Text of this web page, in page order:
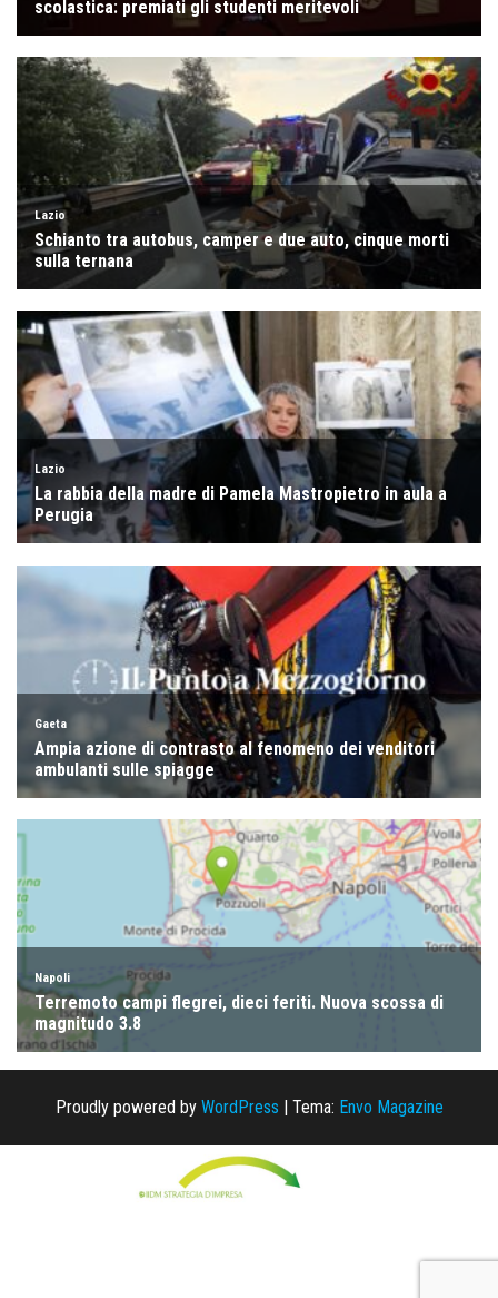
Proudly powered by WordPress | Tema: Envo Magazine